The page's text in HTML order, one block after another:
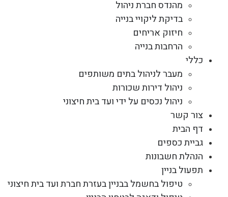
מהנדס חברת ניהול
בדיקת ליקויי בנייה
חיזוק אריחים
הרחבות בנייה
כללי
מעבר לניהול בתים משותפים
ניהול דירות שכורות
ניהול נכסים על ידי ועד בית חיצוני
צור קשר
דף הבית
גביית כספים
הנהלת חשבונות
תפעול בניין
טיפול בחשמל בבניין בעזרת חברת ועד בית חיצוני